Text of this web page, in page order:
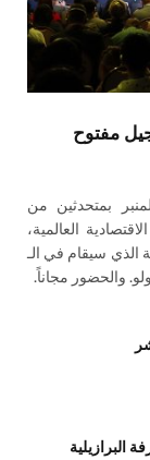
مفتوح
بمتحدثين من
العالمية،
الذي سيقام في الـ
البرازيلية